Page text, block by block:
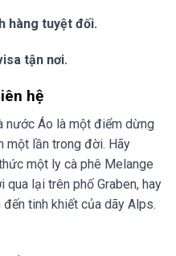
hàng tuyệt đối.
tận nơi.
hệ
nước Áo là một điểm dừng
một lần trong đời. Hãy
một ly cà phê Melange
qua lại trên phố Graben, hay
tinh khiết của dãy Alps.